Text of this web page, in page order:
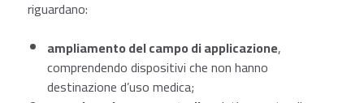
riguardano:
ampliamento del campo di applicazione,
comprendendo dispositivi che non hanno
destinazione d’uso medica;